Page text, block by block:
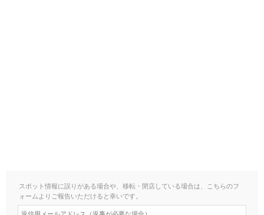
スポット情報に誤りがある場合や、移転・閉店している場合は、こちらのフ
ォームよりご報告いただけると幸いです。